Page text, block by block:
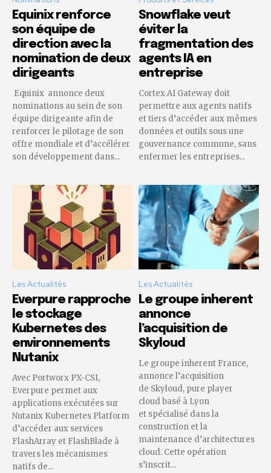
Equinix renforce
son équipe de
direction avec la
nomination de deux
dirigeants
Equinix annonce deux
nominations au sein de son
équipe dirigeante afin de
renforcer le pilotage de son
offre mondiale et d’accélérer
son développement dans...
Snowflake veut
éviter la
fragmentation des
agents IA en
entreprise
Cortex AI Gateway doit
permettre aux agents natifs
et tiers d’accéder aux mêmes
données et outils sous une
gouvernance commune, sans
enfermer les entreprises...
Les Actualités
Everpure rapproche
le stockage
Kubernetes des
environnements
Nutanix
Avec Portworx PX-CSI,
Everpure permet aux
applications exécutées sur
Nutanix Kubernetes Platform
d’accéder aux services
FlashArray et FlashBlade à
travers les mécanismes
natifs de...
Les Actualités
Le groupe inherent
annonce
l’acquisition de
Skyloud
Le groupe inherent France,
annonce l’acquisition
de Skyloud, pure player
cloud basé à Lyon
et spécialisé dans la
construction et la
maintenance d’architectures
cloud. Cette opération
s’inscrit...